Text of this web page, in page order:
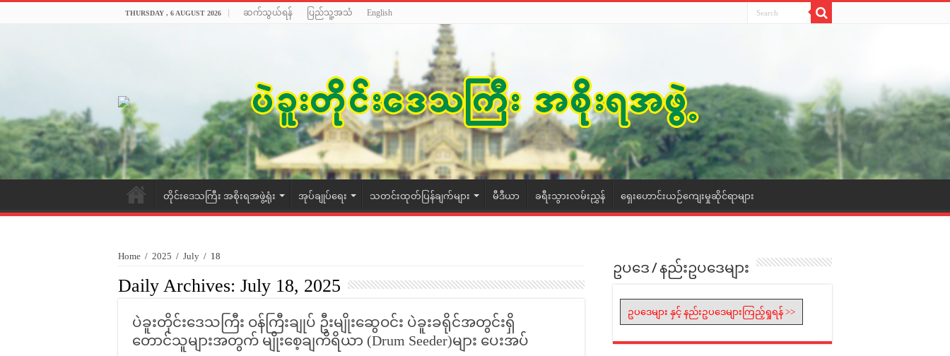
THURSDAY , 6 AUGUST 2026 ဆက်သွယ်ရန် ပြည်သူ့အသံ English
တိုင်းဒေသကြီး အစိုးရအဖွဲ့ရုံး အုပ်ချုပ်ရေး သတင်းထုတ်ပြန်ချက်များ မီဒီယာ ခရီးသွားလမ်းညွှန် ရှေးဟောင်းယဉ်ကျေးမှုဆိုင်ရာများ
Home / 2025 / July / 18
Daily Archives: July 18, 2025
ပဲခူးတိုင်းဒေသကြီး ဝန်ကြီးချုပ် ဦးမျိုးဆွေဝင်း ပဲခူးခရိုင်အတွင်းရှိ
တောင်သူများအတွက် မျိုးစေ့ချကိရိယာ (Drum Seeder)များ ပေးအပ်
ဥပဒေ / နည်းဥပဒေများ
ဥပဒေများ နှင့် နည်းဥပဒေများကြည့်ရှုရန် >>